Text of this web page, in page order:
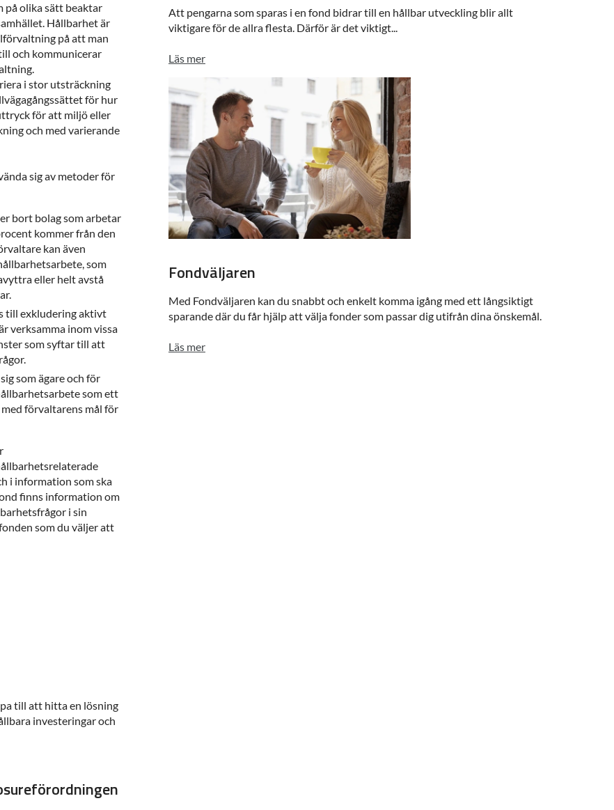
på olika sätt beaktar
Hållbarhet är
på att man
och kommunicerar
i stor utsträckning
för hur
för att miljö eller
och med varierande
sig av metoder för
bort bolag som arbetar
kommer från den
kan även
som
eller helt avstå
till exkludering aktivt
verksamma inom vissa
som syftar till att
som ägare och för
som ett
förvaltarens mål för
i information som ska
finns information om
i sin
som du väljer att
till att hitta en lösning
investeringar och
Att pengarna som sparas i en fond bidrar till en hållbar utveckling blir allt
viktigare för de allra flesta. Därför är det viktigt...
Läs mer
Fondväljaren
Med Fondväljaren kan du snabbt och enkelt komma igång med ett långsiktigt
sparande där du får hjälp att välja fonder som passar dig utifrån dina önskemål.
Läs mer